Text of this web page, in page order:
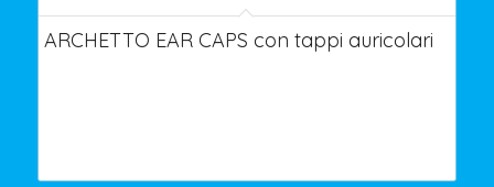
ARCHETTO EAR CAPS con tappi auricolari